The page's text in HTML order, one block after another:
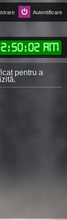
Autentificare
:50:03 AM
pentru a